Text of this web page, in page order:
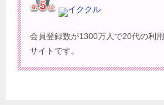
イククル
会員登録数が1300万人で20代の利
サイトです。